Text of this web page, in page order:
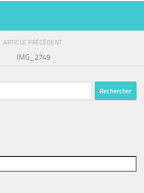
ARTICLE PRÉCÉDENT
IMG_2749